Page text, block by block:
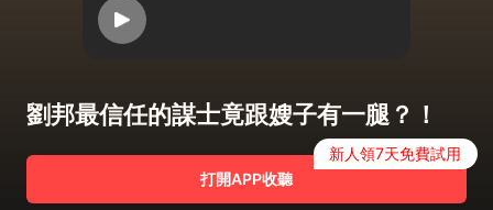
劉邦最信任的謀士竟跟嫂子有一腿？！
打開APP收聽
新人領7天免費試用